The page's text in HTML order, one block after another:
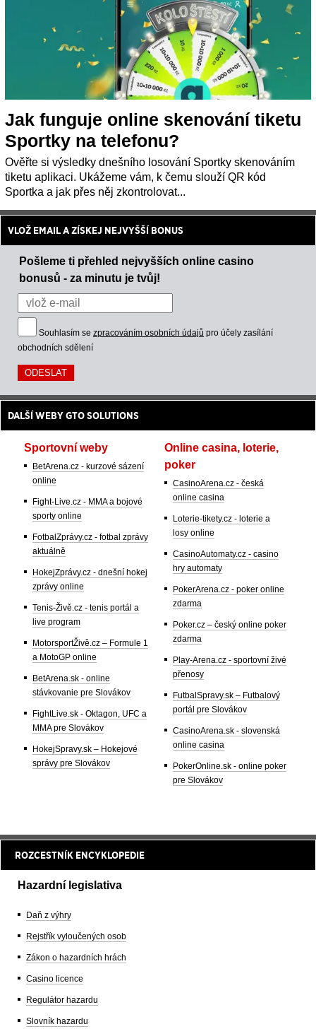
Jak funguje online skenování tiketu
Sportky na telefonu?
Ověřte si výsledky dnešního losování Sportky skenováním
tiketu aplikaci. Ukážeme vám, k čemu slouží QR kód
Sportka a jak přes něj zkontrolovat...
VLOŽ EMAIL A ZÍSKEJ NEJVYŠŠÍ BONUS
Pošleme ti přehled nejvyšších online casino
bonusů - za minutu je tvůj!
Souhlasím se zpracováním osobních údajů pro účely zasílání
obchodních sdělení
DALŠÍ WEBY GTO SOLUTIONS
Sportovní weby
BetArena.cz - kurzové sázení
online
Fight-Live.cz - MMA a bojové
sporty online
FotbalZprávy.cz - fotbal zprávy
aktuálně
HokejZprávy.cz - dnešní hokej
zprávy online
Tenis-Živě.cz - tenis portál a
live program
MotorsportŽivě.cz – Formule 1
a MotoGP online
BetArena.sk - online
stávkovanie pre Slovákov
FightLive.sk - Oktagon, UFC a
MMA pre Slovákov
HokejSpravy.sk – Hokejové
správy pre Slovákov
Online casina, loterie,
poker
CasinoArena.cz - česká
online casina
Loterie-tikety.cz - loterie a
losy online
CasinoAutomaty.cz - casino
hry automaty
PokerArena.cz - poker online
zdarma
Poker.cz – český online poker
zdarma
Play-Arena.cz - sportovní živé
přenosy
FutbalSpravy.sk – Futbalový
portál pre Slovákov
CasinoArena.sk - slovenská
online casina
PokerOnline.sk - online poker
pre Slovákov
ROZCESTNÍK ENCYKLOPEDIE
Hazardní legislativa
Daň z výhry
Rejstřík vyloučených osob
Zákon o hazardních hrách
Casino licence
Regulátor hazardu
Slovník hazardu